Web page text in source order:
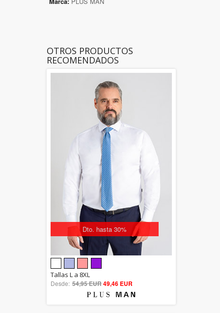
OTROS PRODUCTOS
RECOMENDADOS
Dto. hasta 30%
out of 5
Tallas L a 8XL
Desde: 54,95 EUR49,46 EUR